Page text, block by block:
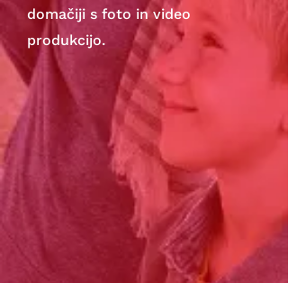
domačiji s foto in video
produkcijo.